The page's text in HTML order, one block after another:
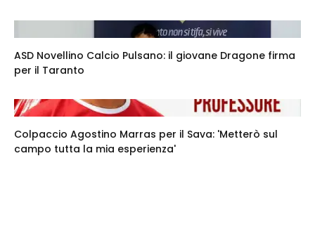
ASD Novellino Calcio Pulsano: il giovane Dragone firma
per il Taranto
Colpaccio Agostino Marras per il Sava: 'Metterò sul
campo tutta la mia esperienza'